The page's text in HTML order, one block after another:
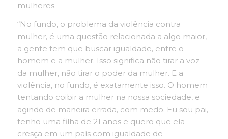
mulheres.
“No fundo, o problema da violência contra
mulher, é uma questão relacionada a algo maior,
a gente tem que buscar igualdade, entre o
homem e a mulher. Isso significa não tirar a voz
da mulher, não tirar o poder da mulher. E a
violência, no fundo, é exatamente isso. O homem
tentando coibir a mulher na nossa sociedade, e
agindo de maneira errada, com medo. Eu sou pai,
tenho uma filha de 21 anos e quero que ela
cresça em um país com igualdade de